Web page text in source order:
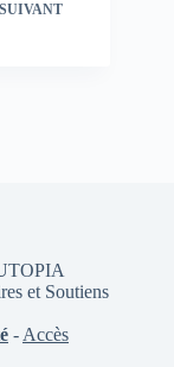
SUIVANT
et Soutiens
- Accès